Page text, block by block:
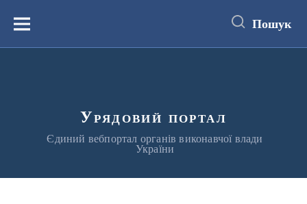
вмістуМеню Пошук
Урядовий портал
Єдиний вебпортал органів виконавчої влади
України